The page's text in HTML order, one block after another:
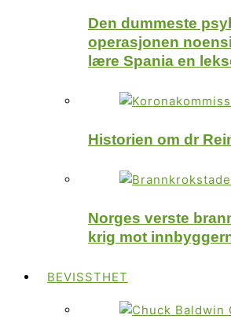
Den dummeste
operasjonen
lære Spania en
Historien om dr
Norges verste
krig mot
BEVISSTHET